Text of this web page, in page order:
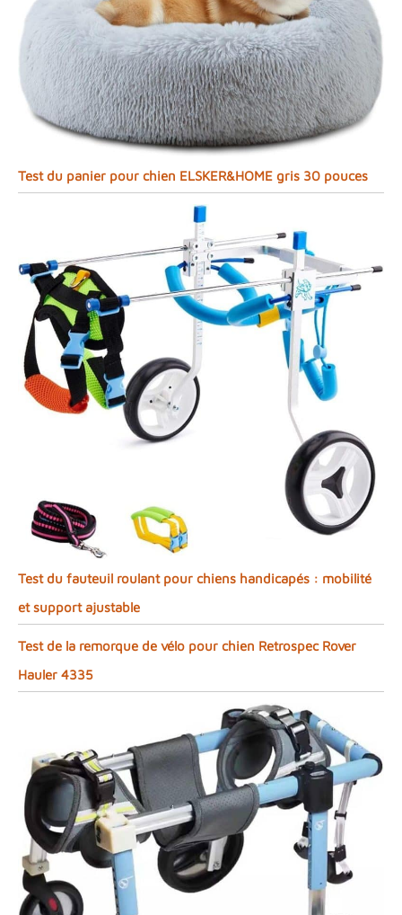
Test du panier pour chien ELSKER&HOME gris 30 pouces
Test du fauteuil roulant pour chiens handicapés : mobilité
et support ajustable
Test de la remorque de vélo pour chien Retrospec Rover
Hauler 4335